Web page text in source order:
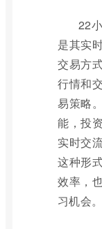
22
是其实
交易方
行情和
易策略
能，投
实时交
这种形
效率，
习机会。